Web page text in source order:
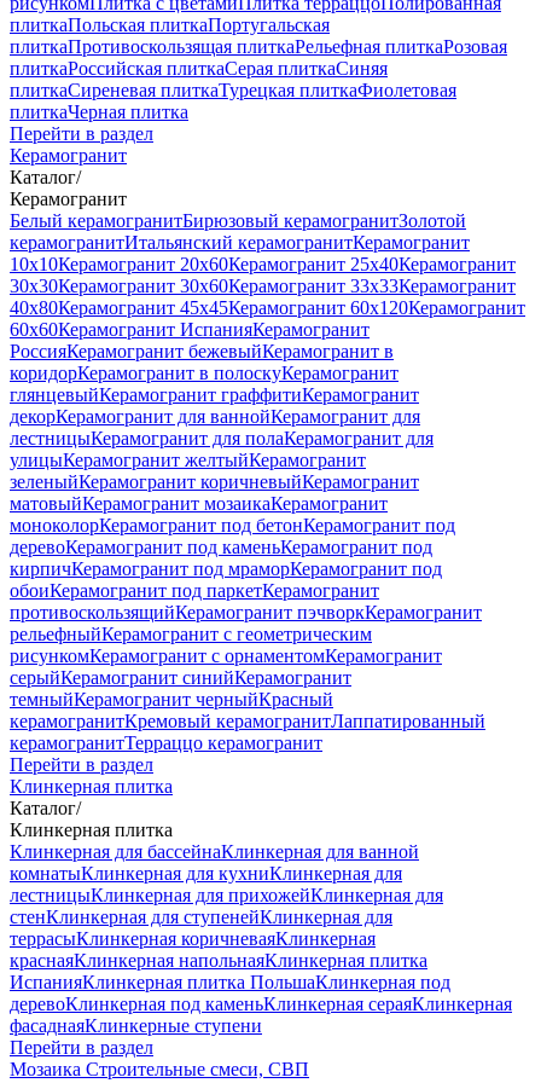
плиткаПольская плиткаПортугальская
плиткаПротивоскользящая плиткаРельефная плиткаРозовая
плиткаРоссийская плиткаСерая плиткаСиняя
плиткаСиреневая плиткаТурецкая плиткаФиолетовая
плиткаЧерная плитка
Перейти в раздел
Керамогранит
Каталог/
Керамогранит
Белый керамогранитБирюзовый керамогранитЗолотой
керамогранитИтальянский керамогранитКерамогранит
10x10Керамогранит 20x60Керамогранит 25x40Керамогранит
30x30Керамогранит 30x60Керамогранит 33x33Керамогранит
40x80Керамогранит 45x45Керамогранит 60x120Керамогранит
60x60Керамогранит ИспанияКерамогранит
РоссияКерамогранит бежевыйКерамогранит в
коридорКерамогранит в полоскуКерамогранит
глянцевыйКерамогранит граффитиКерамогранит
декорКерамогранит для ваннойКерамогранит для
лестницыКерамогранит для полаКерамогранит для
улицыКерамогранит желтыйКерамогранит
зеленыйКерамогранит коричневыйКерамогранит
матовыйКерамогранит мозаикаКерамогранит
моноколорКерамогранит под бетонКерамогранит под
деревоКерамогранит под каменьКерамогранит под
кирпичКерамогранит под мраморКерамогранит под
обоиКерамогранит под паркетКерамогранит
противоскользящийКерамогранит пэчворкКерамогранит
рельефныйКерамогранит с геометрическим
рисункомКерамогранит с орнаментомКерамогранит
серыйКерамогранит синийКерамогранит
темныйКерамогранит черныйКрасный
керамогранитКремовый керамогранитЛаппатированный
керамогранитТерраццо керамогранит
Перейти в раздел
Клинкерная плитка
Каталог/
Клинкерная плитка
Клинкерная для бассейнаКлинкерная для ванной
комнатыКлинкерная для кухниКлинкерная для
лестницыКлинкерная для прихожейКлинкерная для
стенКлинкерная для ступенейКлинкерная для
террасыКлинкерная коричневаяКлинкерная
краснаяКлинкерная напольнаяКлинкерная плитка
ИспанияКлинкерная плитка ПольшаКлинкерная под
деревоКлинкерная под каменьКлинкерная сераяКлинкерная
фасаднаяКлинкерные ступени
Перейти в раздел
Мозаика Строительные смеси, СВП